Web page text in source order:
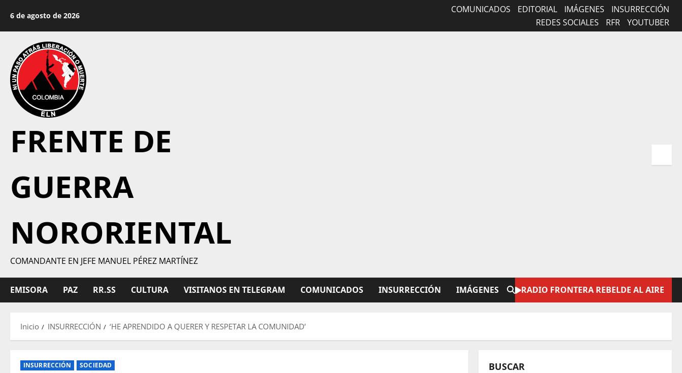
contenido
6 de agosto de 2026
COMUNICADOS EDITORIAL IMÁGENES
INSURRECCIÓN
REDES SOCIALES
RFR YOUTUBER
FRENTE DE
GUERRA
NORORIENTAL
COMANDANTE EN JEFE MANUEL PÉREZ MARTÍNEZ
EMISORA PAZ RR.SS CULTURA VISITANOS EN TELEGRAM COMUNICADOS INSURRECCIÓN IMÁGENES RADIO FRONTERA REBELDE AL AIRE
Inicio INSURRECCIÓN ‘HE APRENDIDO A QUERER Y RESPETAR LA COMUNIDAD’
INSURRECCIÓN SOCIEDAD BUSCAR